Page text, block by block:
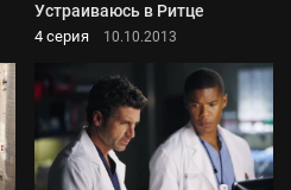
Устраиваюсь в Ритце
4 серия 10.10.2013